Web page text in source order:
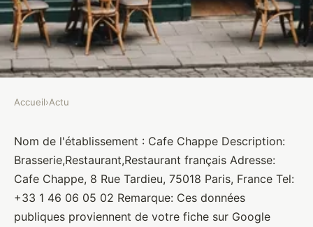
Cafe Chappe
Brasseurs•10 janvier 2022•1 min de lecture
Accueil›Actu
Nom de l'établissement : Cafe Chappe Description:
Brasserie,Restaurant,Restaurant français Adresse:
Cafe Chappe, 8 Rue Tardieu, 75018 Paris, France Tel:
+33 1 46 06 05 02 Remarque: Ces données
publiques proviennent de votre fiche sur Google